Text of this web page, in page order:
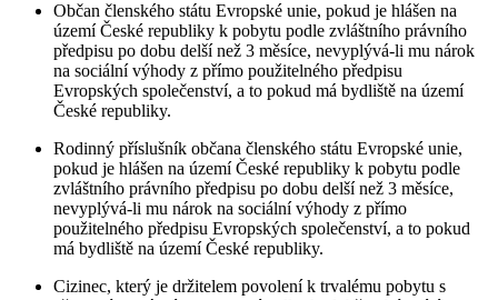
Občan členského státu Evropské unie, pokud je hlášen na
území České republiky k pobytu podle zvláštního právního
předpisu po dobu delší než 3 měsíce, nevyplývá-li mu nárok
na sociální výhody z přímo použitelného předpisu
Evropských společenství, a to pokud má bydliště na území
České republiky.
Rodinný příslušník občana členského státu Evropské unie,
pokud je hlášen na území České republiky k pobytu podle
zvláštního právního předpisu po dobu delší než 3 měsíce,
nevyplývá-li mu nárok na sociální výhody z přímo
použitelného předpisu Evropských společenství, a to pokud
má bydliště na území České republiky.
Cizinec, který je držitelem povolení k trvalému pobytu s